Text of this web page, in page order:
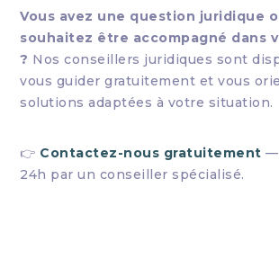
Vous avez une question juridique
souhaitez être accompagné dans
? Nos conseillers juridiques sont
vous guider gratuitement et vous
solutions adaptées à votre situation.
👉 Contactez-nous gratuitement —
24h par un conseiller spécialisé.